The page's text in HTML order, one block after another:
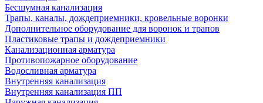
Бесшумная канализация
Трапы, каналы, дождеприемники, кровельные воронки
Дополнительное оборудование для воронок и трапов
Пластиковые трапы и дождеприемники
Канализационная арматура
Противопожарное оборудование
Водосливная арматура
Внутренняя канализация
Внутренняя канализация ПП